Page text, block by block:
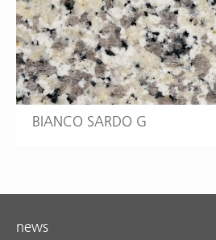
BIANCO SARDO G
news